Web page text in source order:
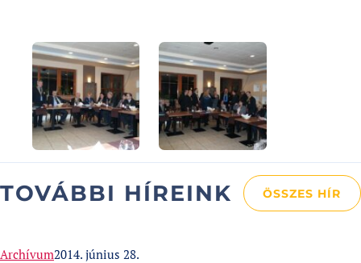
TOVÁBBI HÍREINK ÖSSZES HÍR
Categories:
ArchívumPublished at
2014. június 28.